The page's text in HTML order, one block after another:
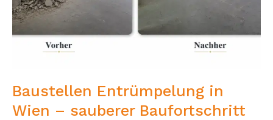
Baustellen Entrümpelung in
Wien – sauberer Baufortschritt